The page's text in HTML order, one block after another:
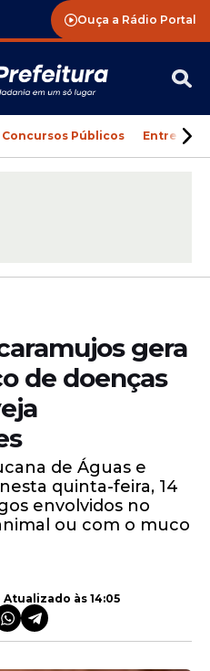
Ouça a Rádio Portal
Concursos Públicos
gera
de doenças
de Águas e
quinta-feira, 14
envolvidos no
ou com o muco
às 14:05